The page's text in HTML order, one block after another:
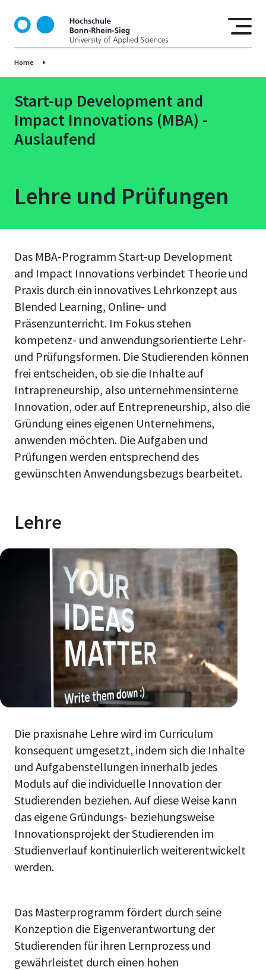
t
Home
Start-up Development and
Impact Innovations (MBA) -
Auslaufend
Lehre und Prüfungen
Das MBA-Programm Start-up Development
and Impact Innovations verbindet Theorie und
Praxis durch ein innovatives Lehrkonzept aus
Blended Learning, Online- und
Präsenzunterricht. Im Fokus stehen
kompetenz- und anwendungsorientierte Lehr-
und Prüfungsformen. Die Studierenden können
frei entscheiden, ob sie die Inhalte auf
Intrapreneurship, also unternehmensinterne
Innovation, oder auf Entrepreneurship, also die
Gründung eines eigenen Unternehmens,
anwenden möchten. Die Aufgaben und
Prüfungen werden entsprechend des
gewünschten Anwendungsbezugs bearbeitet.
Lehre
Die praxisnahe Lehre wird im Curriculum
konsequent umgesetzt, indem sich die Inhalte
und Aufgabenstellungen innerhalb jedes
Moduls auf die individuelle Innovation der
Studierenden beziehen. Auf diese Weise kann
das eigene Gründungs- beziehungsweise
Innovationsprojekt der Studierenden im
Studienverlauf kontinuierlich weiterentwickelt
werden.
Das Masterprogramm fördert durch seine
Konzeption die Eigenverantwortung der
Studierenden für ihren Lernprozess und
gewährleistet durch einen hohen